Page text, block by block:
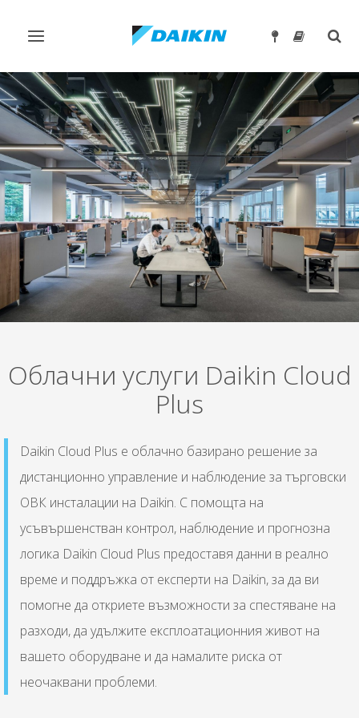
Превключване
навигация
Облачни услуги Daikin Cloud
Plus
Daikin Cloud Plus е облачно базирано решение за
дистанционно управление и наблюдение за търговски
ОВК инсталации на Daikin. С помощта на
усъвършенстван контрол, наблюдение и прогнозна
логика Daikin Cloud Plus предоставя данни в реално
време и поддръжка от експерти на Daikin, за да ви
помогне да откриете възможности за спестяване на
разходи, да удължите експлоатационния живот на
вашето оборудване и да намалите риска от
неочаквани проблеми.